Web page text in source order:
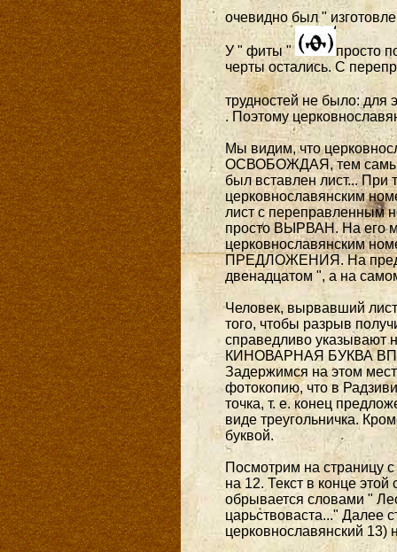
очевидно был "
У " фиты "
просто
черты остались. С
трудностей не было:
. Поэтому
Мы видим, что
ОСВОБОЖДАЯ, тем
был вставлен лист... При
церковнославянским
лист с переправленным
просто ВЫРВАН. На
церковнославянским
ПРЕДЛОЖЕНИЯ. На
двенадцатом ", а на
Человек, вырвавший
того, чтобы разрыв
справедливо указывают
КИНОВАРНАЯ БУКВА
Задержимся на этом
фотокопию, что в
точка, т. е. конец
виде треугольничка.
буквой.
Посмотрим на страницу
на 12. Текст в конце
обрывается словами "
царьствоваста..." Далее
церковнославянский 13)